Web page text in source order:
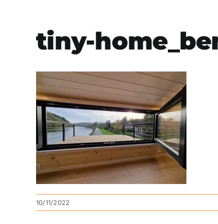
tiny-
10/11/2022